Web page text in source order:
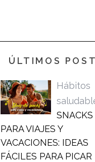
ÚLTIMOS
Hábitos
SNACKS
PARA VIAJES Y
VACACIONES: IDEAS
FÁCILES PARA PICAR